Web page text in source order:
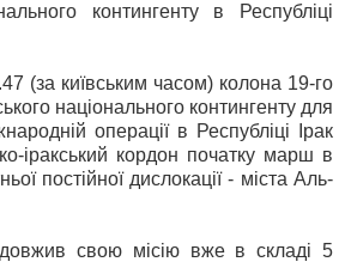
контингенту в Республіці
(за київським часом) колона 19-го
національного контингенту для
операції в Республіці Ірак
іракський кордон початку марш в
постійної дислокації - міста Аль-
свою місію вже в складі 5